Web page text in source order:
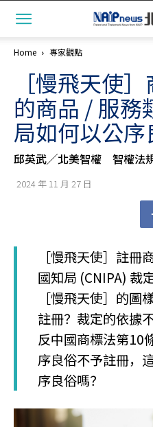
Home 專家觀點
［慢飛天使
的商品 / 服務
局如何以公序
邱英武╱北美智權 智權法
2024 年 11 月 27 日
［慢飛天使］註冊
國知局 (CNIPA) 裁
［慢飛天使］的圖
註冊？裁定的依據
反中國商標法第10
序良俗不予註冊，
序良俗嗎？